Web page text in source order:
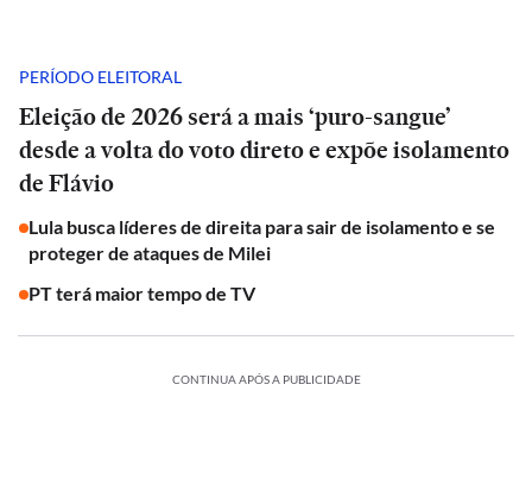
PERÍODO ELEITORAL
Eleição de 2026 será a mais ‘puro-sangue’
desde a volta do voto direto e expõe isolamento
de Flávio
Lula busca líderes de direita para sair de isolamento e se
proteger de ataques de Milei
PT terá maior tempo de TV
CONTINUA APÓS A PUBLICIDADE